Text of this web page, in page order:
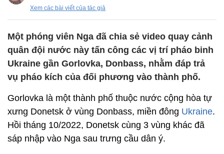
Xem các bài viết của tác giả
Một phóng viên Nga đã chia sẻ video quay cảnh
quân đội nước này tấn công các vị trí pháo binh
Ukraine gần Gorlovka, Donbass, nhằm đáp trả
vụ pháo kích của đối phương vào thành phố.
Gorlovka là một thành phố thuộc nước cộng hòa tự
xưng Donetsk ở vùng Donbass, miền đông Ukraine.
Hồi tháng 10/2022, Donetsk cùng 3 vùng khác đã
sáp nhập vào Nga sau trưng cầu dân ý.